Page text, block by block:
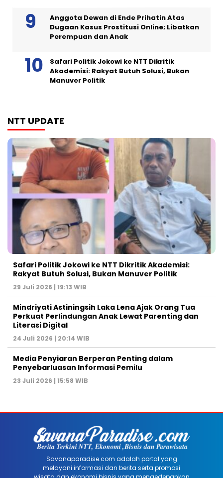
Anggota Dewan di Ende Prihatin Atas
Dugaan Kasus Prostitusi Online; Libatkan
Perempuan dan Anak
Safari Politik Jokowi ke NTT Dikritik
Akademisi: Rakyat Butuh Solusi, Bukan
Manuver Politik
NTT UPDATE
Safari Politik Jokowi ke NTT Dikritik Akademisi:
Rakyat Butuh Solusi, Bukan Manuver Politik
29 Juli 2026 | 19:13 WIB
Mindriyati Astiningsih Laka Lena Ajak Orang Tua
Perkuat Perlindungan Anak Lewat Parenting dan
Literasi Digital
24 Juli 2026 | 20:14 WIB
Media Penyiaran Berperan Penting dalam
Penyebarluasan Informasi Pemilu
23 Juli 2026 | 15:58 WIB
Savanaparadise.com adalah portal yang
melayani informasi dan berita serta promosi